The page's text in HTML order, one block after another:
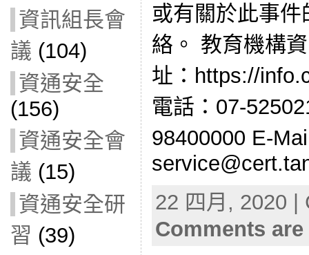
資訊組長會
議 (104)
資通安全
(156)
資通安全會
議 (15)
資通安全研
習 (39)
或有關於此事
絡。 教育機構
址：https://
電話：07-
98400000 E-
22 四月, 2020
Comments